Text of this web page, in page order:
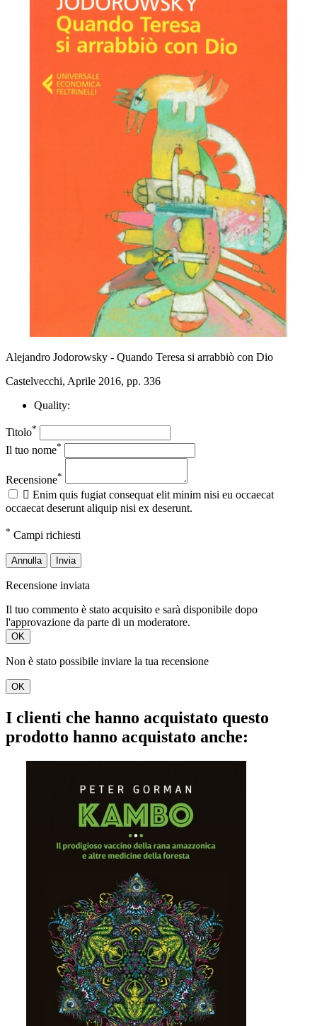
Alejandro Jodorowsky - Quando Teresa si arrabbiò con Dio
Castelvecchi, Aprile 2016, pp. 336
Quality:
Titolo*
Il tuo nome*
Recensione*
 Enim quis fugiat consequat elit minim nisi eu occaecat
occaecat deserunt aliquip nisi ex deserunt.
* Campi richiesti
Annulla Invia
Recensione inviata
Il tuo commento è stato acquisito e sarà disponibile dopo
l'approvazione da parte di un moderatore.
OK
Non è stato possibile inviare la tua recensione
OK
I clienti che hanno acquistato questo
prodotto hanno acquistato anche: